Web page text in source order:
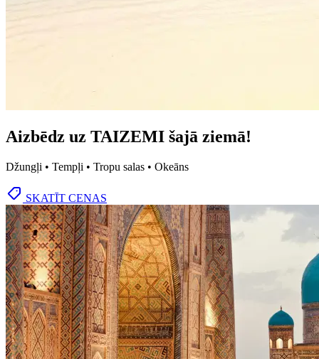
Aizbēdz uz TAIZEMI šajā ziemā!
Džungļi • Tempļi • Tropu salas • Okeāns
SKATĪT CENAS